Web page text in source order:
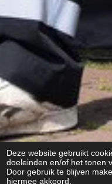
Deze website gebruikt
doeleinden en/of het tonen
Door gebruik te blijven
hiermee akkoord.